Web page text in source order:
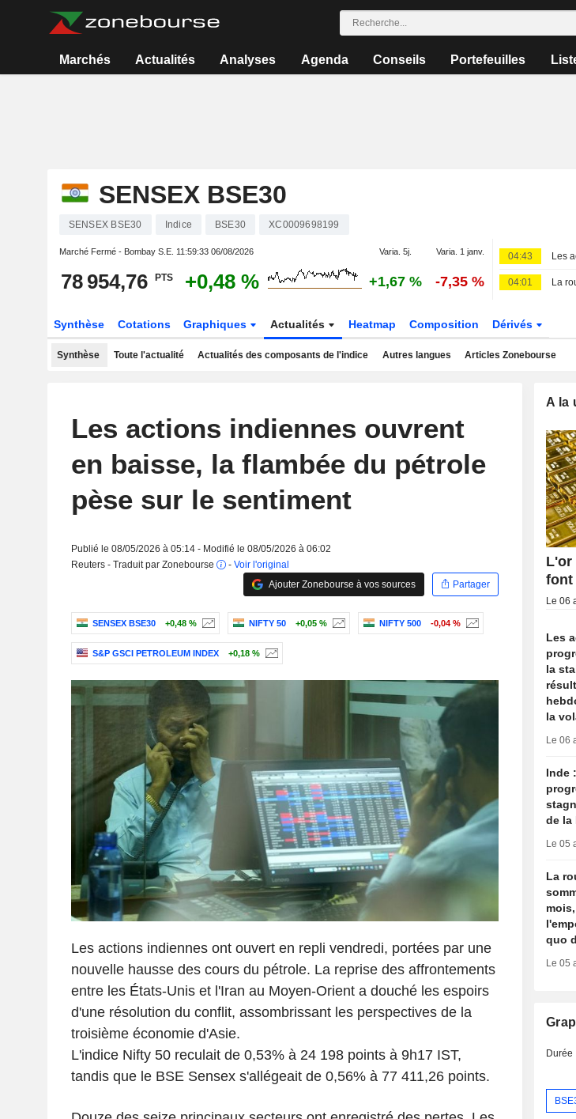
Marchés Actualités Analyses Agenda Conseils Portefeuilles
SENSEX BSE30
SENSEX BSE30 Indice BSE30 XC0009698199
Marché Fermé - Bombay S.E. 11:59:33 06/08/2026 Varia. 5j. Varia. 1 janv.
78 954,76 PTS +0,48 % +1,67 % -7,35 %
04:43
04:01
Synthèse Cotations Graphiques Actualités Heatmap Composition Dérivés
Synthèse Toute l'actualité Actualités des composants de l'indice Autres langues Articles Zonebourse
Les actions indiennes ouvrent
en baisse, la flambée du pétrole
pèse sur le sentiment
Publié le 08/05/2026 à 05:14 - Modifié le 08/05/2026 à 06:02
Reuters - Traduit par Zonebourse
- Voir l'original
Ajouter Zonebourse à vos sources
Partager
SENSEX BSE30 +0,48 % NIFTY 50 +0,05 % NIFTY 500 -0,04 %
S&P GSCI PETROLEUM INDEX +0,18 %
Les actions indiennes ont ouvert en repli vendredi, portées par une
nouvelle hausse des cours du pétrole. La reprise des affrontements
entre les États-Unis et l'Iran au Moyen-Orient a douché les espoirs
d'une résolution du conflit, assombrissant les perspectives de la
troisième économie d'Asie.
L'indice Nifty 50 reculait de 0,53% à 24 198 points à 9h17 IST,
tandis que le BSE Sensex s'allégeait de 0,56% à 77 411,26 points.
A la
L'or
font
Le 06
Les
la
la
Le 06
Inde
de la
Le 05
La
quo
Le 05
Durée